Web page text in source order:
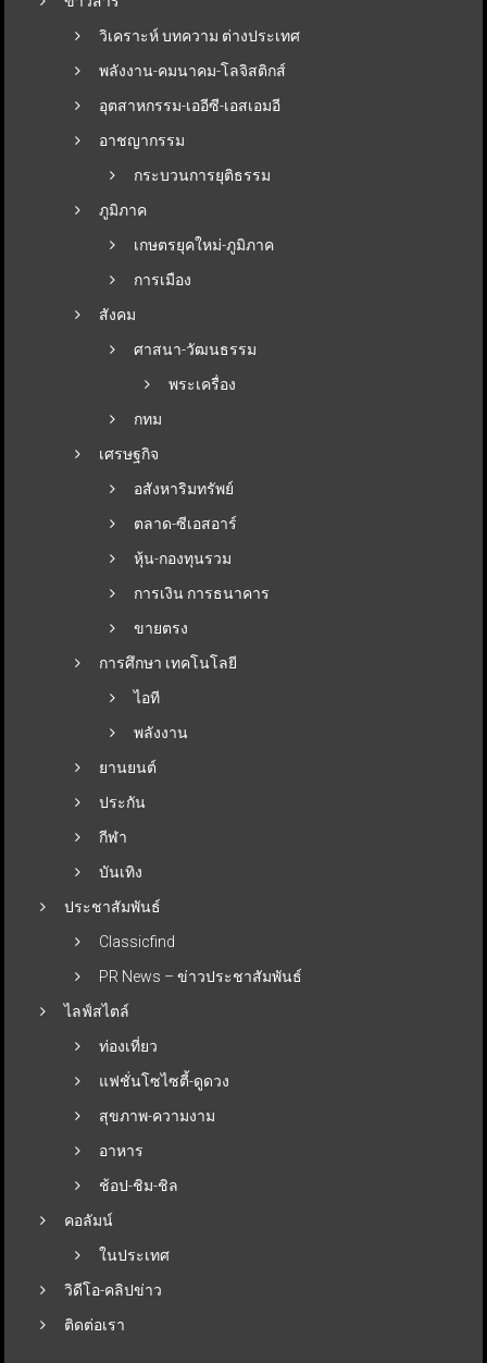
วิเคราะห์ บทความ ต่างประเทศ
พลังงาน-คมนาคม-โลจิสติกส์
อุตสาหกรรม-เออีซี-เอสเอมอี
อาชญากรรม
กระบวนการยุติธรรม
ภูมิภาค
เกษตรยุคใหม่-ภูมิภาค
การเมือง
สังคม
ศาสนา-วัฒนธรรม
พระเครื่อง
กทม
เศรษฐกิจ
อสังหาริมทรัพย์
ตลาด-ซีเอสอาร์
หุ้น-กองทุนรวม
การเงิน การธนาคาร
ขายตรง
การศึกษา เทคโนโลยี
ไอที
พลังงาน
ยานยนต์
ประกัน
กีฬา
บันเทิง
ประชาสัมพันธ์
Classicfind
PR News – ข่าวประชาสัมพันธ์
ไลฟ์สไตล์
ท่องเที่ยว
แฟชั่นโซไซตี้-ดูดวง
สุขภาพ-ความงาม
อาหาร
ช้อป-ชิม-ชิล
คอลัมน์
ในประเทศ
วิดีโอ-คลิปข่าว
ติดต่อเรา